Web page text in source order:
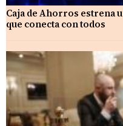
Caja de Ahorros estrena
que conecta con todos